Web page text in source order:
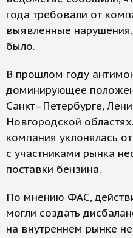
года требовали от
выявленные
было.
В прошлом году
доминирующее
Санкт–Петербурге,
Новгородской
компания уклонялась
с участниками рынка
поставки бензина.
По мнению ФАС,
могли создать
на внутреннем рынке